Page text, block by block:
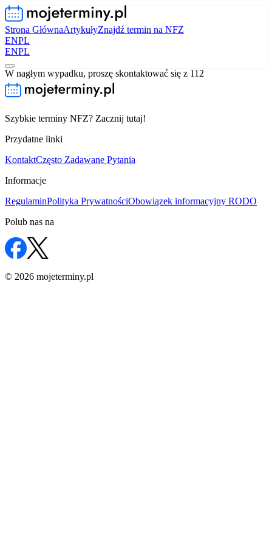
Strona GłównaArtykułyZnajdź termin na NFZ
ENPL
ENPL
W nagłym wypadku, proszę skontaktować się z 112
Szybkie terminy NFZ? Zacznij tutaj!
Przydatne linki
KontaktCzęsto Zadawane Pytania
Informacje
RegulaminPolityka PrywatnościObowiązek informacyjny RODO
Polub nas na
© 2026 mojeterminy.pl